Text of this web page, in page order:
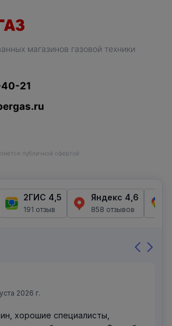
магазинов газовой техники
21
публичной офертой